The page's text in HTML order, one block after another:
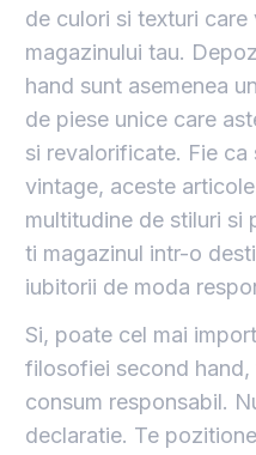
de culori si texturi
magazinului tau.
hand sunt asemenea
de piese unice care
si revalorificate. Fie ca
vintage, aceste
multitudine de stiluri si
ti magazinul intr-o
iubitorii de moda
Si, poate cel mai
filosofiei second hand,
consum responsabil.
declaratie. Te